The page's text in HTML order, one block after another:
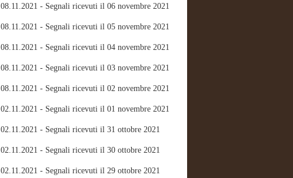
08.11.2021 - Segnali ricevuti il 06 novembre 2021
08.11.2021 - Segnali ricevuti il 05 novembre 2021
08.11.2021 - Segnali ricevuti il 04 novembre 2021
08.11.2021 - Segnali ricevuti il 03 novembre 2021
08.11.2021 - Segnali ricevuti il 02 novembre 2021
02.11.2021 - Segnali ricevuti il 01 novembre 2021
02.11.2021 - Segnali ricevuti il 31 ottobre 2021
02.11.2021 - Segnali ricevuti il 30 ottobre 2021
02.11.2021 - Segnali ricevuti il 29 ottobre 2021